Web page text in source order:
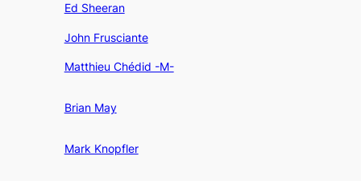
Ed Sheeran
John Frusciante
Matthieu Chédid -M-
Brian May
Mark Knopfler